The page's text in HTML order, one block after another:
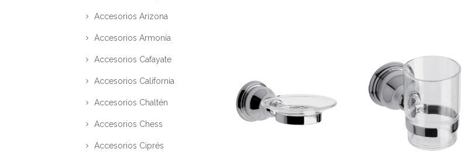
Accesorios Arizona
Accesorios Armonía
Accesorios Cafayate
Accesorios California
Accesorios Chaltén
Accesorios Chess
Accesorios Ciprés